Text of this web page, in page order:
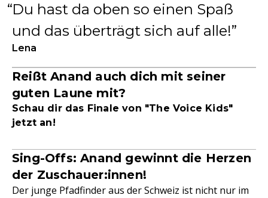
Du hast da oben so einen Spaß
und das überträgt sich auf alle!
Lena
Reißt Anand auch dich mit seiner
guten Laune mit?
Schau dir das Finale von "The Voice Kids"
jetzt an!
Sing-Offs: Anand gewinnt die Herzen
der Zuschauer:innen!
Der junge Pfadfinder aus der Schweiz ist nicht nur im